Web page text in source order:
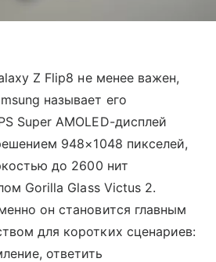
Z Flip8 не менее важен,
называет его
Super AMOLED-дисплей
948×1048 пикселей,
до 2600 нит
Gorilla Glass Victus 2.
он становится главным
для коротких сценариев:
ответить